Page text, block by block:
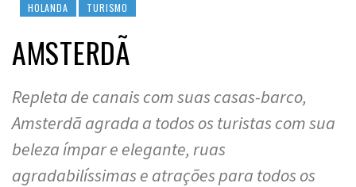
HOLANDA TURISMO
AMSTERDÃ
Repleta de canais com suas casas-barco,
Amsterdã agrada a todos os turistas com sua
beleza ímpar e elegante, ruas
agradabilíssimas e atrações para todos os